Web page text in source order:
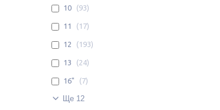
10
93
11 17
12 193
13 24
16" 7
Ще 12